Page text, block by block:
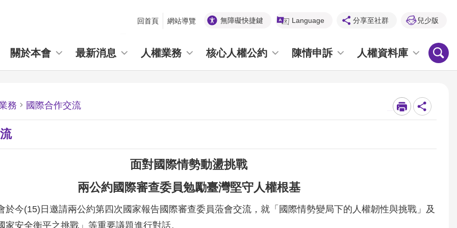
回首頁 網站導覽 無障礙快捷鍵 Language 分享至社群 兒少版
關於本會 最新消息 人權業務 核心人權公約 陳情申訴 人權資料庫
務 國際合作交流
面對國際情勢動盪挑戰
兩公約國際審查委員勉勵臺灣堅守人權根基
於今(15)日邀請兩公約第四次國家報告國際審查委員蒞會交流，就「國際情勢變局下的人權韌性與挑戰」及
家安全衡平之挑戰」等重要議題進行對話。